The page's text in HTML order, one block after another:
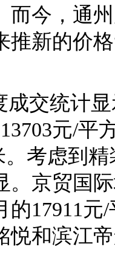
而今，通
推新的价
统计显
元/平
。考虑到
。京贸国
的17911
悦和滨江